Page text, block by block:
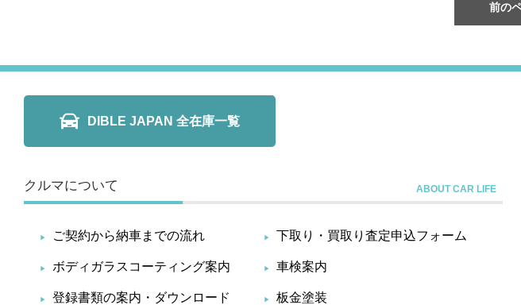
前の
DIBLE JAPAN 全在庫一覧
クルマについて
ご契約から納車までの流れ 下取り・買取り査定申込フォーム
ボディガラスコーティング案内 車検案内
登録書類の案内・ダウンロード 板金塗装